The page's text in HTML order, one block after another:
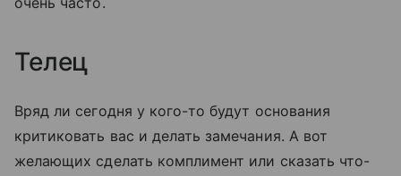
Телец
Вряд ли сегодня у кого-то будут основания
критиковать вас и делать замечания. А вот
желающих сделать комплимент или сказать что-